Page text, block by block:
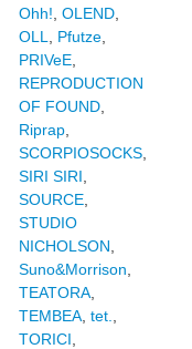
Ohh! OLEND,
OLL
Pfutze,
PRIVeE,
REPRODUCTION
OF FOUND,
Riprap,
SCORPIOSOCKS,
SIRI SIRI
SOURCE,
STUDIO
NICHOLSON
Suno&Morrison
TEATORA,
TEMBEA, tet.
TORICI